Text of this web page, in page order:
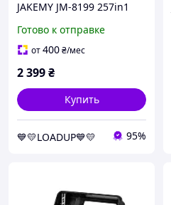
JAKEMY JM-8199 257in1
Готово к отправке
от400₴/мес
2 399₴
Купить
💙💛LOADUP💙💛 95%